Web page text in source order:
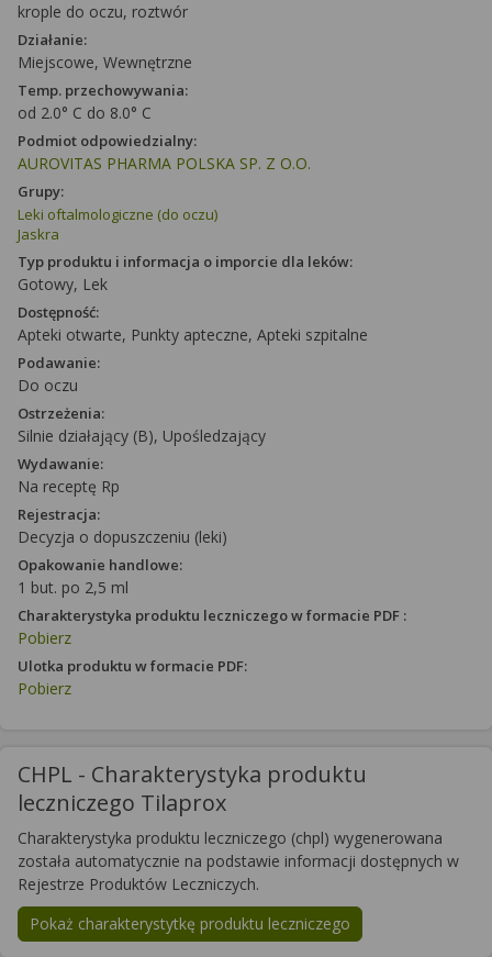
krople do oczu, roztwór
Działanie:
Miejscowe, Wewnętrzne
Temp. przechowywania:
od 2.0° C do 8.0° C
Podmiot odpowiedzialny:
AUROVITAS PHARMA POLSKA SP. Z O.O.
Grupy:
Leki oftalmologiczne (do oczu)
Jaskra
Typ produktu i informacja o imporcie dla leków:
Gotowy, Lek
Dostępność:
Apteki otwarte, Punkty apteczne, Apteki szpitalne
Podawanie:
Do oczu
Ostrzeżenia:
Silnie działający (B), Upośledzający
Wydawanie:
Na receptę Rp
Rejestracja:
Decyzja o dopuszczeniu (leki)
Opakowanie handlowe:
1 but. po 2,5 ml
Charakterystyka produktu leczniczego w formacie PDF :
Pobierz
Ulotka produktu w formacie PDF:
Pobierz
CHPL - Charakterystyka produktu
leczniczego Tilaprox
Charakterystyka produktu leczniczego (chpl) wygenerowana
została automatycznie na podstawie informacji dostępnych w
Rejestrze Produktów Leczniczych.
Pokaż charakterystytkę produktu leczniczego